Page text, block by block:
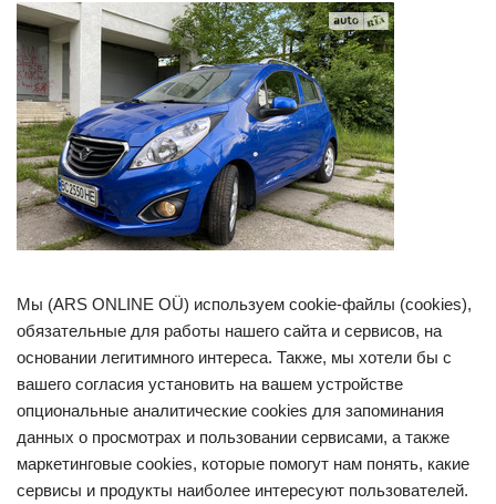
Мы (ARS ONLINE OÜ) используем cookie-файлы (cookies),
обязательные для работы нашего сайта и сервисов, на
основании легитимного интереса. Также, мы хотели бы с
вашего согласия установить на вашем устройстве
опциональные аналитические cookies для запоминания
данных о просмотрах и пользовании сервисами, а также
маркетинговые cookies, которые помогут нам понять, какие
сервисы и продукты наиболее интересуют пользователей.